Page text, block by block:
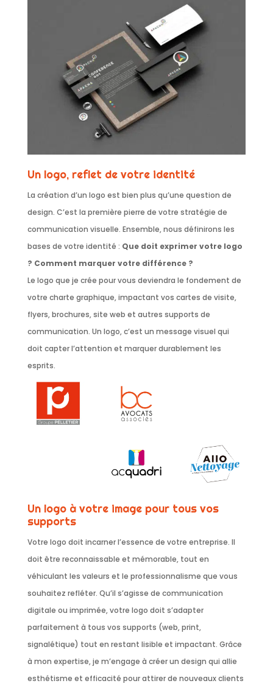
Un logo, reflet de votre identité
La création d’un logo est bien plus qu’une question de
design. C’est la première pierre de votre stratégie de
communication visuelle. Ensemble, nous définirons les
bases de votre identité : Que doit exprimer votre logo
? Comment marquer votre différence ?
Le logo que je crée pour vous deviendra le fondement de
votre charte graphique, impactant vos cartes de visite,
flyers, brochures, site web et autres supports de
communication. Un logo, c’est un message visuel qui
doit capter l’attention et marquer durablement les
esprits.
Un logo à votre image pour tous vos
supports
Votre logo doit incarner l’essence de votre entreprise. Il
doit être reconnaissable et mémorable, tout en
véhiculant les valeurs et le professionnalisme que vous
souhaitez refléter. Qu’il s’agisse de communication
digitale ou imprimée, votre logo doit s’adapter
parfaitement à tous vos supports (web, print,
signalétique) tout en restant lisible et impactant. Grâce
à mon expertise, je m’engage à créer un design qui allie
esthétisme et efficacité pour attirer de nouveaux clients